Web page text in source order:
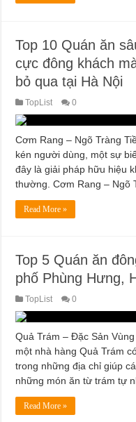
Top 10 Quán ăn
cực đông khách
bỏ qua tại Hà Nội
TopList 0
Cơm Rang – Ngõ Tràng
kén người dùng, một sự
đây là giải pháp hữu hiệu
thường. Cơm Rang – Ngõ
Read More »
Top 5 Quán ăn
phố Phùng Hưng,
TopList 0
Quả Trám – Đặc Sản
một nhà hàng Quả Trám
trong những địa chỉ giúp
những món ăn từ trám tự
Read More »